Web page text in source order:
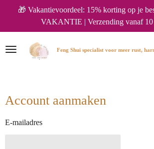
naar
de
hoofdinhoud
🎁 Vakantievoordeel: 15% korting op je
VAKANTIE | Verzending vanaf 10
Account aanmaken
E-mailadres